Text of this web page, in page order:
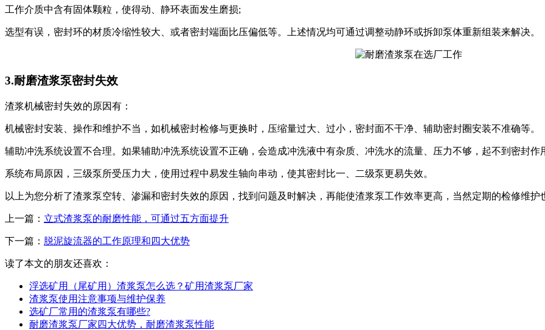
工作介质中含有固体颗粒，使得动、静环表面发生磨损;
选型有误，密封环的材质冷缩性较大、或者密封端面比压偏低等。上述情况均可通过调整动静环或拆卸泵体重新组装来解决。
3.耐磨渣浆泵密封失效
渣浆机械密封失效的原因有：
机械密封安装、操作和维护不当，如机械密封检修与更换时，压缩量过大、过小，密封面不干净、辅助密封圈安装不准确等。
辅助冲洗系统设置不合理。如果辅助冲洗系统设置不正确，会造成冲洗液中有杂质、冲洗水的流量、压力不够，起不到密封作
系统布局原因，三级泵所受压力大，使用过程中易发生轴向串动，使其密封比一、二级泵更易失效。
以上为您分析了渣浆泵空转、渗漏和密封失效的原因，找到问题及时解决，再能使渣浆泵工作效率更高，当然定期的检修维护
上一篇： 立式渣浆泵的耐磨性能，可通过五方面提升
下一篇： 脱泥旋流器的工作原理和四大优势
读了本文的朋友还喜欢：
浮选矿用（尾矿用）渣浆泵怎么选？矿用渣浆泵厂家
渣浆泵使用注意事项与维护保养
选矿厂常用的渣浆泵有哪些?
耐磨渣浆泵厂家四大优势，耐磨渣浆泵性能